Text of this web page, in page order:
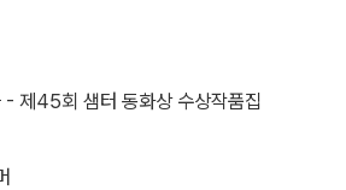
- 제45회 샘터 동화상 수상작품집